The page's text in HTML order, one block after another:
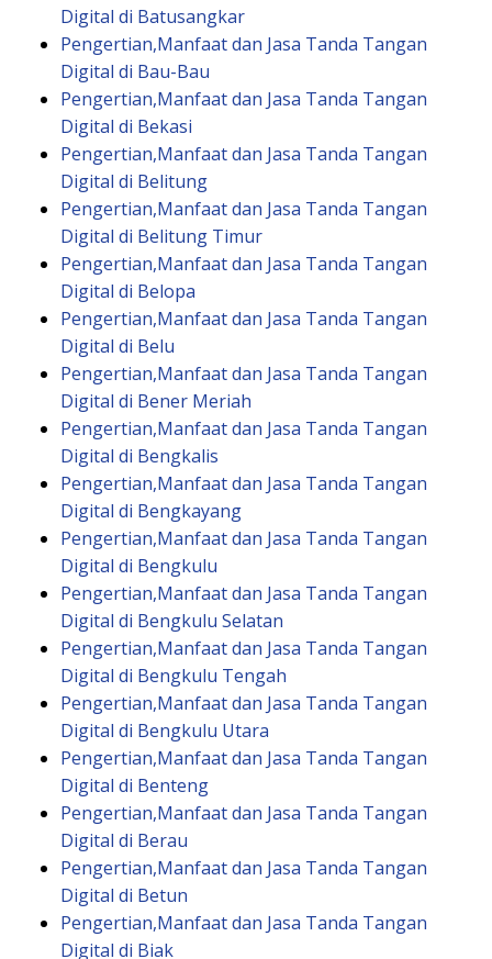
Digital di Batusangkar
Pengertian,Manfaat dan Jasa Tanda Tangan
Digital di Bau-Bau
Pengertian,Manfaat dan Jasa Tanda Tangan
Digital di Bekasi
Pengertian,Manfaat dan Jasa Tanda Tangan
Digital di Belitung
Pengertian,Manfaat dan Jasa Tanda Tangan
Digital di Belitung Timur
Pengertian,Manfaat dan Jasa Tanda Tangan
Digital di Belopa
Pengertian,Manfaat dan Jasa Tanda Tangan
Digital di Belu
Pengertian,Manfaat dan Jasa Tanda Tangan
Digital di Bener Meriah
Pengertian,Manfaat dan Jasa Tanda Tangan
Digital di Bengkalis
Pengertian,Manfaat dan Jasa Tanda Tangan
Digital di Bengkayang
Pengertian,Manfaat dan Jasa Tanda Tangan
Digital di Bengkulu
Pengertian,Manfaat dan Jasa Tanda Tangan
Digital di Bengkulu Selatan
Pengertian,Manfaat dan Jasa Tanda Tangan
Digital di Bengkulu Tengah
Pengertian,Manfaat dan Jasa Tanda Tangan
Digital di Bengkulu Utara
Pengertian,Manfaat dan Jasa Tanda Tangan
Digital di Benteng
Pengertian,Manfaat dan Jasa Tanda Tangan
Digital di Berau
Pengertian,Manfaat dan Jasa Tanda Tangan
Digital di Betun
Pengertian,Manfaat dan Jasa Tanda Tangan
Digital di Biak